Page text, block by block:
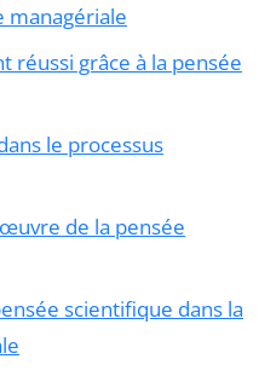
managériale
réussi grâce à la pensée
le processus
de la pensée
scientifique dans la